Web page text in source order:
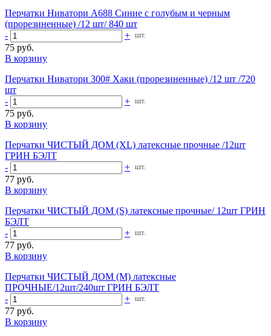
Перчатки Ниватори А688 Синие с голубым и черным
(прорезиненные) /12 шт/ 840 шт
-
+ шт.
75 руб.
В корзину
Перчатки Ниватори 300# Хаки (прорезиненные) /12 шт /720
шт
-
+ шт.
75 руб.
В корзину
Перчатки ЧИСТЫЙ ДОМ (XL) латексные прочные /12шт
ГРИН БЭЛТ
-
+ шт.
77 руб.
В корзину
Перчатки ЧИСТЫЙ ДОМ (S) латексные прочные/ 12шт ГРИН
БЭЛТ
-
+ шт.
77 руб.
В корзину
Перчатки ЧИСТЫЙ ДОМ (М) латексные
ПРОЧНЫЕ/12шт/240шт ГРИН БЭЛТ
-
+ шт.
77 руб.
В корзину